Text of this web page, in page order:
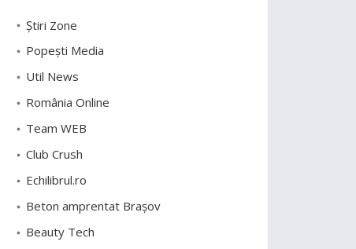
Știri Zone
Popești Media
Util News
România Online
Team WEB
Club Crush
Echilibrul.ro
Beton amprentat Brașov
Beauty Tech